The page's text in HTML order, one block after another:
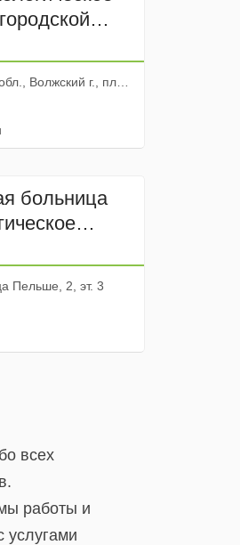
3
г., пл. Свердлова, 36
больница
Пельше, 2, эт. 3
всех
работы и
услугами